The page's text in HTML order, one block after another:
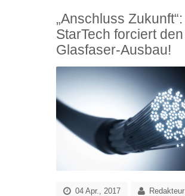
„Anschluss Zukunft“:
StarTech forciert den
Glasfaser-Ausbau!
04 Apr., 2017 Redakteur